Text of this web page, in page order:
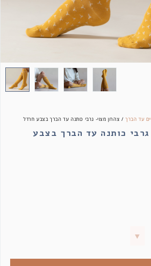
עד הברך / צהרון מצוי- גרבי כותנה עד הברך בצבע חרדל
גרבי כותנה עד הברך בצבע